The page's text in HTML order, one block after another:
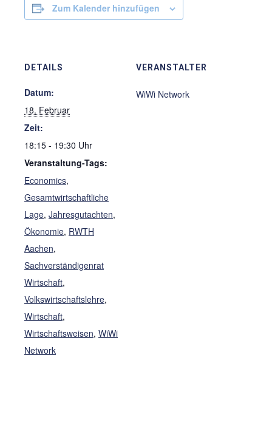
Zum Kalender hinzufügen
DETAILS
Datum:
18. Februar
Zeit:
18:15 - 19:30
Veranstaltung-Tags:
Economics,
Gesamtwirtschaftliche
Lage, Jahresgutachten,
Ökonomie, RWTH
Aachen,
Sachverständigenrat
Wirtschaft,
Volkswirtschaftslehre,
Wirtschaft,
Wirtschaftsweisen, WiWi
Network
VERANSTALTER
WiWi Network